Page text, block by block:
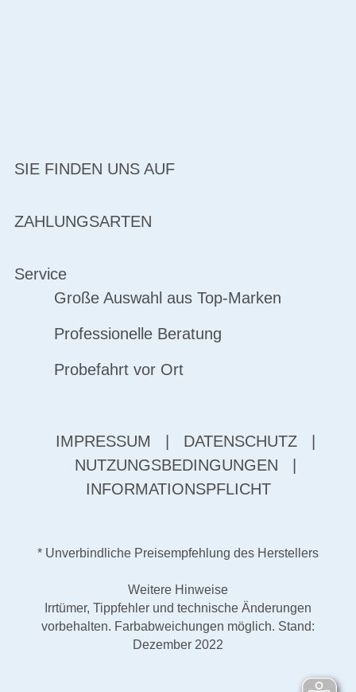
SIE FINDEN UNS AUF
ZAHLUNGSARTEN
Service
Große Auswahl aus Top-Marken
Professionelle Beratung
Probefahrt vor Ort
IMPRESSUM DATENSCHUTZ
NUTZUNGSBEDINGUNGEN
INFORMATIONSPFLICHT
* Unverbindliche Preisempfehlung des Herstellers
Weitere Hinweise
Irrtümer, Tippfehler und technische Änderungen
vorbehalten. Farbabweichungen möglich. Stand:
Dezember 2022